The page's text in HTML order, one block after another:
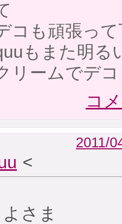
コも頑張っ
もまた明る
リームでデ
コ
2011/
<
さま